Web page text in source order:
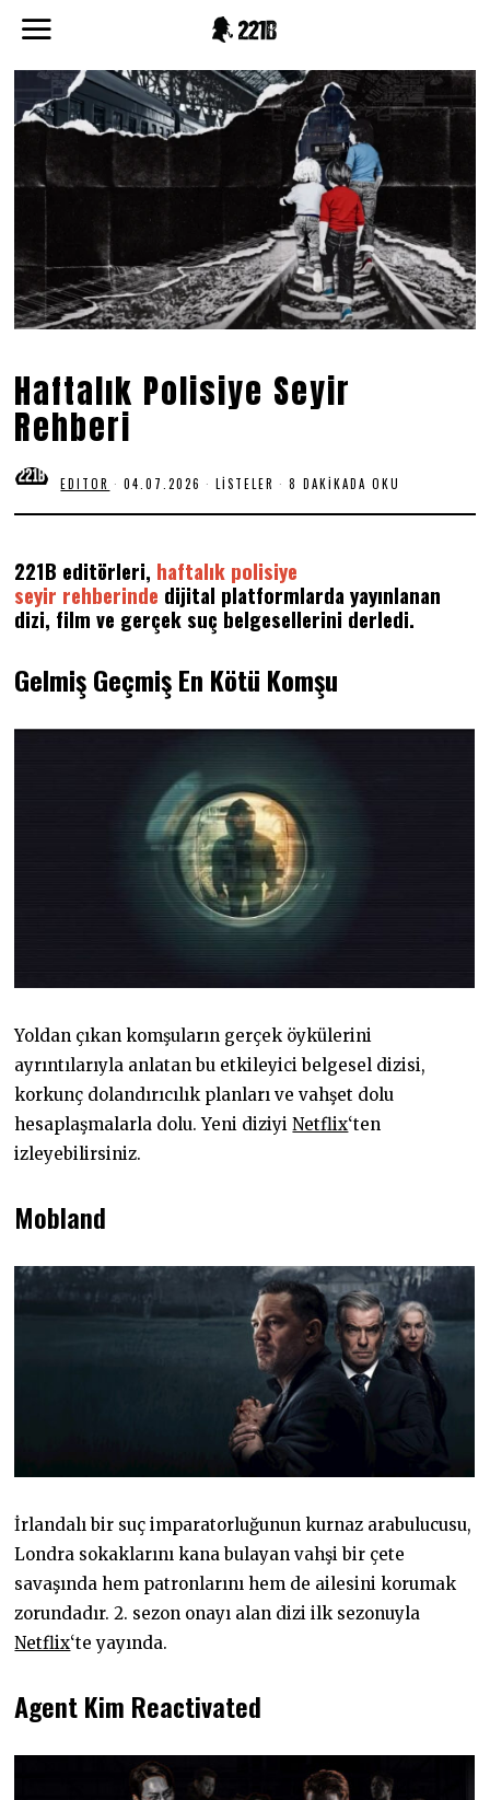
Haftalık Polisiye Seyir
Rehberi
EDITOR 04.07.2026 0
.
.
2
0
2
6
LISTELER 8 DAKIKADA OKU
221B editörleri, haftalık polisiye
seyir rehberinde dijital platformlarda yayınlanan
dizi, film ve gerçek suç belgesellerini derledi.
Gelmiş Geçmiş En Kötü Komşu
Yoldan çıkan komşuların gerçek öykülerini
ayrıntılarıyla anlatan bu etkileyici belgesel dizisi,
korkunç dolandırıcılık planları ve vahşet dolu
hesaplaşmalarla dolu. Yeni diziyiNetflix‘ten
izleyebilirsiniz.
Mobland
İrlandalı bir suç imparatorluğunun kurnaz arabulucusu,
Londra sokaklarını kana bulayan vahşi bir çete
savaşında hem patronlarını hem de ailesini korumak
zorundadır. 2. sezon onayı alan dizi ilk sezonuyla
Netflix‘te yayında.
Agent Kim Reactivated